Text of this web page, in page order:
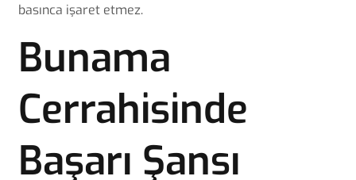
basınca işaret etmez.
Bunama
Cerrahisinde
Başarı Şansı